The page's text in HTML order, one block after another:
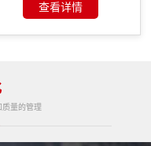
查看详情
量的管理